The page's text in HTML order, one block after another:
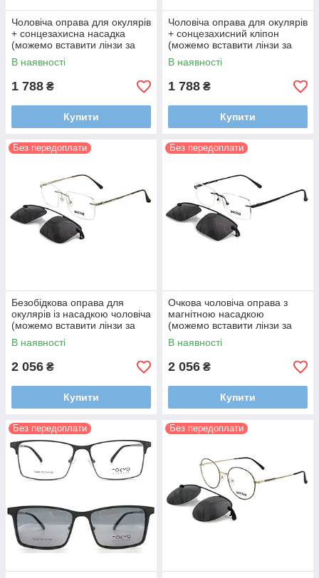
Чоловіча оправа для окулярів
+ сонцезахисна насадка
(можемо вставити лінзи за
рецептом)
В наявності
1 788 ₴
Купити
Чоловіча оправа для окулярів
+ сонцезахисний кліпон
(можемо вставити лінзи за
рецептом)
В наявності
1 788 ₴
Купити
Без передоплати
Безобідкова оправа для
окулярів із насадкою чоловіча
(можемо вставити лінзи за
рецептом)
В наявності
2 056 ₴
Купити
Без передоплати
Очкова чоловіча оправа з
магнітною насадкою
(можемо вставити лінзи за
рецептом)
В наявності
2 056 ₴
Купити
Без передоплати Без передоплати